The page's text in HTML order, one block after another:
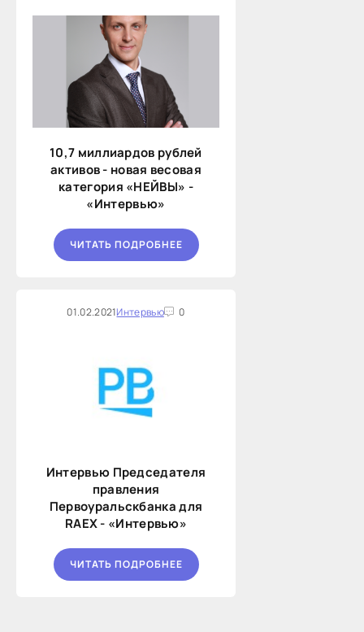
10,7 миллиардов рублей
активов - новая весовая
категория «НЕЙВЫ» -
«Интервью»
ЧИТАТЬ ПОДРОБНЕЕ
01.02.2021Интервью 0
Интервью Председателя
правления
Первоуральскбанка для
RAEX - «Интервью»
ЧИТАТЬ ПОДРОБНЕЕ